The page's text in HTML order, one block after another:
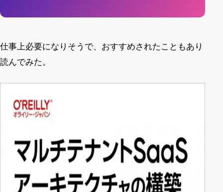
仕事上必要になりそうで、おすすめされたこともあり
読んでみた。